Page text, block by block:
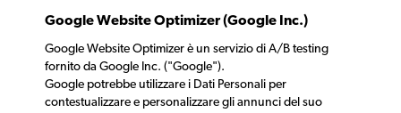
Google Website Optimizer (Google Inc.)
Google Website Optimizer è un servizio di A/B testing
fornito da Google Inc. ("Google").
Google potrebbe utilizzare i Dati Personali per
contestualizzare e personalizzare gli annunci del suo